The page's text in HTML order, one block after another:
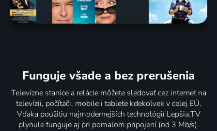
Funguje všade a bez prerušenia
Televízne stanice a relácie môžete sledovať cez internet na
televízii, počítači, mobile i tablete kdekoľvek v celej EÚ.
Vďaka použitiu najmodernejších technológií Lepšia.TV
plynule funguje aj pri pomalom pripojení (od 3 Mb/s).